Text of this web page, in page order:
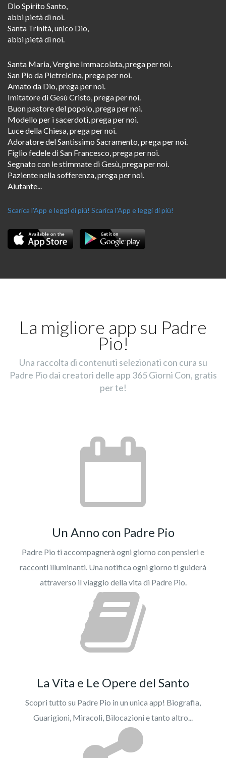
Dio Spirito Santo,
abbi pietà di noi.
Santa Trinità, unico Dio,
abbi pietà di noi.
Santa Maria, Vergine Immacolata, prega per noi.
San Pio da Pietrelcina, prega per noi.
Amato da Dio, prega per noi.
Imitatore di Gesù Cristo, prega per noi.
Buon pastore del popolo, prega per noi.
Modello per i sacerdoti, prega per noi.
Luce della Chiesa, prega per noi.
Adoratore del Santissimo Sacramento, prega per noi.
Figlio fedele di San Francesco, prega per noi.
Segnato con le stimmate di Gesù, prega per noi.
Paziente nella sofferenza, prega per noi.
Aiutante...
Scarica l'App e leggi di più! Scarica l'App e leggi di più!
La migliore app su Padre
Pio!
Una raccolta di contenuti selezionati con cura su
Padre Pio dai creatori delle app 365 Giorni Con, gratis
per te!
Un Anno con Padre Pio
Padre Pio ti accompagnerà ogni giorno con pensieri e
racconti illuminanti. Una notifica ogni giorno ti guiderà
attraverso il viaggio della vita di Padre Pio.
La Vita e Le Opere del Santo
Scopri tutto su Padre Pio in un unica app! Biografia,
Guarigioni, Miracoli, Bilocazioni e tanto altro...